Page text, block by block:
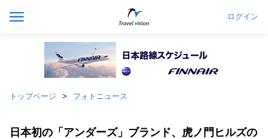
ログイン
トップページ フォトニュース
日本初の「アンダーズ」ブランド、虎ノ門ヒルズの